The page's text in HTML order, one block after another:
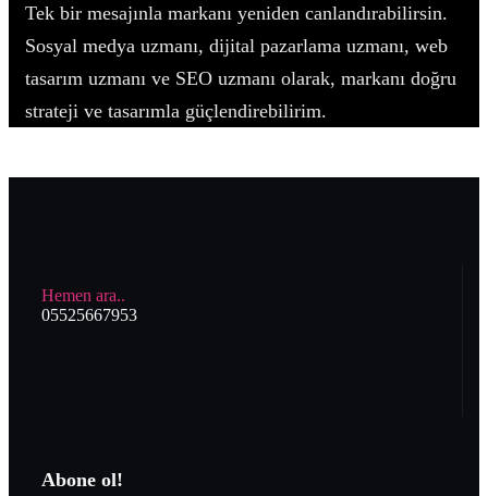
Tek bir mesajınla markanı yeniden canlandırabilirsin.
Sosyal medya uzmanı, dijital pazarlama uzmanı, web
tasarım uzmanı ve SEO uzmanı olarak, markanı doğru
strateji ve tasarımla güçlendirebilirim.
Hemen ara..
05525667953
Abone ol!